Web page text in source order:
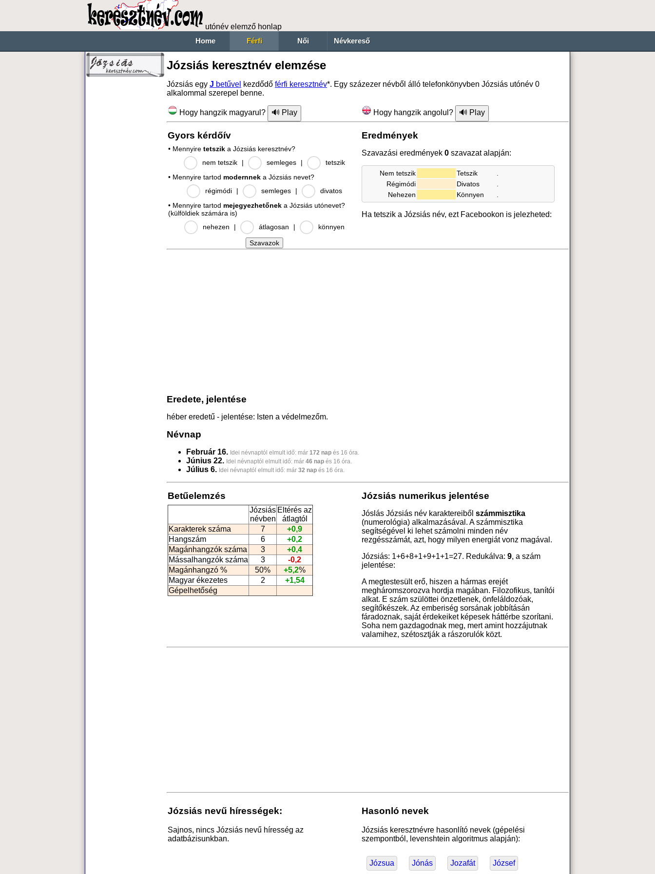
utónév elemző honlap
Home Férfi Női Névkereső
Józsiás keresztnév elemzése
Józsiás egy J betűvel kezdődő férfi keresztnév*. Egy százezer névből álló telefonkönyvben Józsiás utónév 0
alkalommal szerepel benne.
Hogy hangzik magyarul? Hogy hangzik angolul?
Gyors kérdőív
• Mennyire tetszik a Józsiás keresztnév?
nem tetszik
| semleges |
tetszik
• Mennyire tartod modernnek a Józsiás nevet?
régimódi
| semleges |
divatos
• Mennyire tartod mejegyezhetőnek a Józsiás utónevet?
(külföldiek számára is)
nehezen
| átlagosan | könnyen
Eredmények
Szavazási eredmények 0 szavazat alapján:
Nem tetszik Tetszik
Régimódi
Divatos
Nehezen
Könnyen
Ha tetszik a Józsiás név, ezt Facebookon is jelezheted:
Eredete, jelentése
héber eredetű - jelentése: Isten a védelmezőm.
Névnap
Február 16. Idei névnaptól elmult idő: már 172 nap és 16 óra.
Június 22. Idei névnaptól elmult idő: már 46 nap és 16 óra.
Július 6. Idei névnaptól elmult idő: már 32 nap és 16 óra.
Betűelemzés
Józsiás
névben
Eltérés az
átlagtól
Karakterek száma
7
+0,9
Hangszám
6
+0,2
Magánhangzók száma
3
+0,4
Mássalhangzók száma
3
-0,2
Magánhangzó %
50% +5,2%
Magyar ékezetes
2
+1,54
Gépelhetőség
Józsiás numerikus jelentése
Jóslás Józsiás név karaktereiből számmisztika
(numerológia) alkalmazásával. A számmisztika
segítségével ki lehet számolni minden név
rezgésszámát, azt, hogy milyen energiát vonz magával.
Józsiás: 1+6+8+1+9+1+1=27. Redukálva: 9, a szám
jelentése:
A megtestesült erő, hiszen a hármas erejét
megháromszorozva hordja magában. Filozofikus, tanítói
alkat. E szám szülöttei önzetlenek, önfeláldozóak,
segítőkészek. Az emberiség sorsának jobbításán
fáradoznak, saját érdekeiket képesek háttérbe szorítani.
Soha nem gazdagodnak meg, mert amint hozzájutnak
valamihez, szétosztják a rászorulók közt.
Józsiás nevű hírességek:
Sajnos, nincs Józsiás nevű híresség az
adatbázisunkban.
Hasonló nevek
Józsiás keresztnévre hasonlító nevek (gépelési
szempontból, levenshtein algoritmus alapján):
Józsua Jónás Jozafát József